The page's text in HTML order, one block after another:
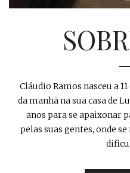
Cláudio Ramos nasceu a
da manhã na sua casa de
anos para se apaixonar
pelas suas gentes, onde